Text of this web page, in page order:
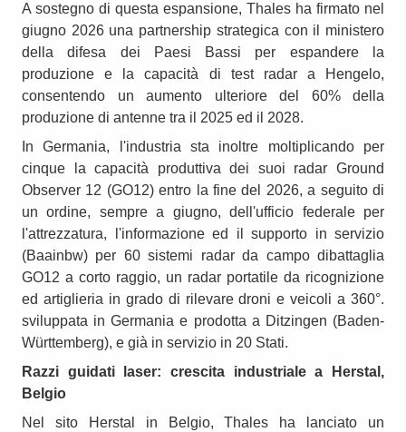
A sostegno di questa espansione, Thales ha firmato nel
giugno 2026 una partnership strategica con il ministero
della difesa dei Paesi Bassi per espandere la
produzione e la capacità di test radar a Hengelo,
consentendo un aumento ulteriore del 60% della
produzione di antenne tra il 2025 ed il 2028.
In Germania, l'industria sta inoltre moltiplicando per
cinque la capacità produttiva dei suoi radar Ground
Observer 12 (GO12) entro la fine del 2026, a seguito di
un ordine, sempre a giugno, dell'ufficio federale per
l'attrezzatura, l'informazione ed il supporto in servizio
(Baainbw) per 60 sistemi radar da campo dibattaglia
GO12 a corto raggio, un radar portatile da ricognizione
ed artiglieria in grado di rilevare droni e veicoli a 360°.
sviluppata in Germania e prodotta a Ditzingen (Baden-
Württemberg), e già in servizio in 20 Stati.
Razzi guidati laser: crescita industriale a Herstal,
Belgio
Nel sito Herstal in Belgio, Thales ha lanciato un